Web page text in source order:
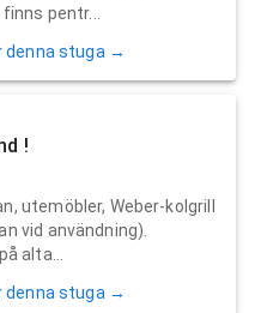
pentr...
denna stuga →
!
utemöbler, Weber-kolgrill
vid användning).
alta...
denna stuga →